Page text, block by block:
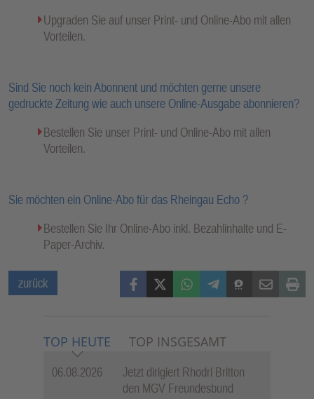
Upgraden Sie auf unser Print- und Online-Abo mit allen
Vorteilen.
Sind Sie noch kein Abonnent und möchten gerne unsere
gedruckte Zeitung wie auch unsere Online-Ausgabe abonnieren?
Bestellen Sie unser Print- und Online-Abo mit allen
Vorteilen.
Sie möchten ein Online-Abo für das Rheingau Echo ?
Bestellen Sie Ihr Online-Abo inkl. Bezahlinhalte und E-
Paper-Archiv.
zurück FacebookX (Twitter)WhatsAppTelegramThreemaMail Print
TOP HEUTE TOP INSGESAMT
06.08.2026
Jetzt dirigiert Rhodri Britton
den MGV Freundesbund